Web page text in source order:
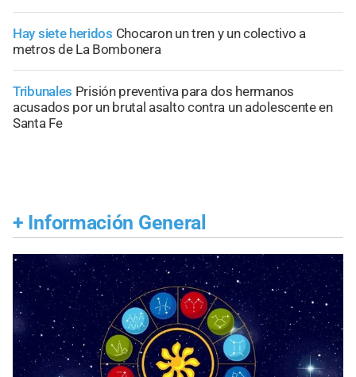
Hay siete heridos Chocaron un tren y un colectivo a
metros de La Bombonera
Tribunales Prisión preventiva para dos hermanos
acusados por un brutal asalto contra un adolescente en
Santa Fe
+ Información General